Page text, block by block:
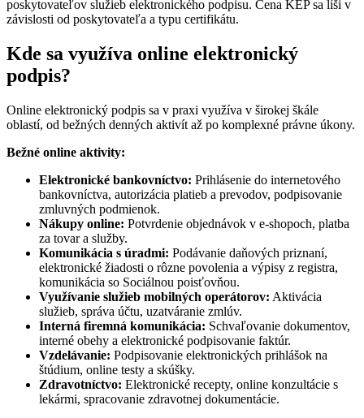
poskytovateľov služieb elektronického podpisu. Cena KEP sa líši v
závislosti od poskytovateľa a typu certifikátu.
Kde sa využíva online elektronický
podpis?
Online elektronický podpis sa v praxi využíva v širokej škále
oblastí, od bežných denných aktivít až po komplexné právne úkony.
Bežné online aktivity:
Elektronické bankovníctvo: Prihlásenie do internetového
bankovníctva, autorizácia platieb a prevodov, podpisovanie
zmluvných podmienok.
Nákupy online: Potvrdenie objednávok v e-shopoch, platba
za tovar a služby.
Komunikácia s úradmi: Podávanie daňových priznaní,
elektronické žiadosti o rôzne povolenia a výpisy z registra,
komunikácia so Sociálnou poisťovňou.
Využívanie služieb mobilných operátorov: Aktivácia
služieb, správa účtu, uzatváranie zmlúv.
Interná firemná komunikácia: Schvaľovanie dokumentov,
interné obehy a elektronické podpisovanie faktúr.
Vzdelávanie: Podpisovanie elektronických prihlášok na
štúdium, online testy a skúšky.
Zdravotníctvo: Elektronické recepty, online konzultácie s
lekármi, spracovanie zdravotnej dokumentácie.